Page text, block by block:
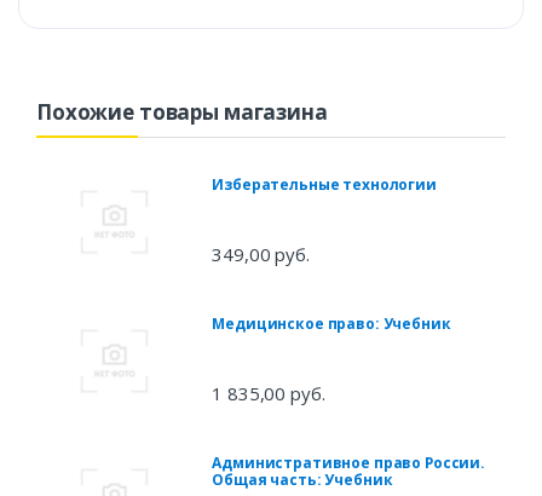
Похожие товары магазина
Изберательные технологии
349,00 руб.
Медицинское право: Учебник
1 835,00 руб.
Административное право России.
Общая часть: Учебник